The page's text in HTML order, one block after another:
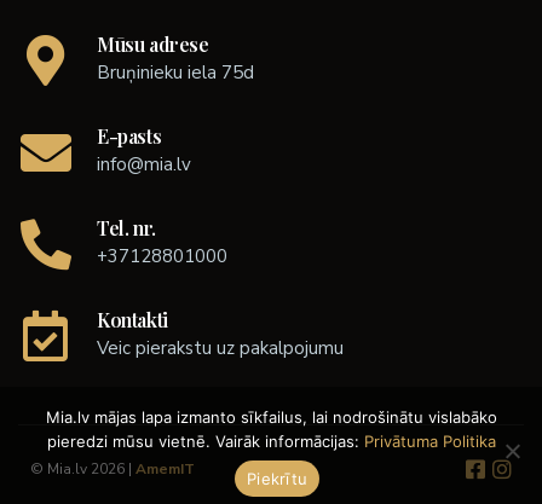
Mūsu adrese
Bruņinieku iela 75d
E-pasts
info@mia.lv
Tel. nr.
+37128801000
Kontakti
Veic pierakstu uz pakalpojumu
© Mia.lv 2026 | AmemIT
Mia.lv mājas lapa izmanto sīkfailus, lai nodrošinātu vislabāko
pieredzi mūsu vietnē. Vairāk informācijas: Privātuma Politika
Piekrītu